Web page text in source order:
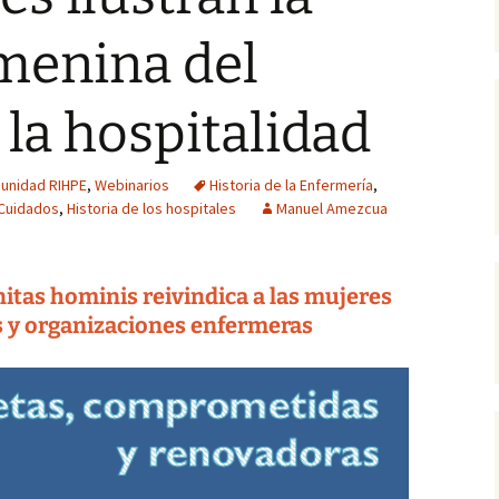
Botellón, riesgo
consentido
Gestión del conocimiento
tácito
En primera persona
Lo que cambian los
tiempos
Crónicas de Cordel
el alumnado (Grado de
Enfermería)
Técnicas y
procedimientos
Metodología
del
hospitalidad
RIHPE, Webinarios Historia de la Enfermería,
, Historia de los hospitales Manuel Amezcua
hominis reivindica a las mujeres
organizaciones enfermeras